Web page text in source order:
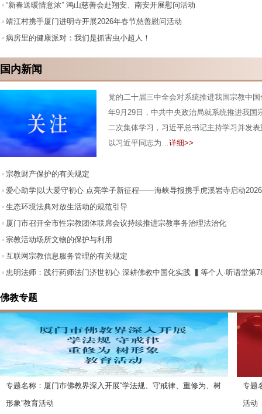
我市举办2026年慈善年夜饭发放仪式，为困难群众提前送上新春祝福
“新春送暖情意浓” 鸿山慈善会赴翔安、南安开展慰问活动
靖江村携手厦门进明寺开展2026年春节慈善慰问活动
病房里的健康派对：我们是抓害虫小超人！
国内新闻
党的二十届三中全会对系统推进我国宗教中
年9月29日，中共中央政治局就系统推进我国
二次集体学习，习近平总书记主持学习并发
以习近平同志为…详细>>
宗教财产保护的有关规定
爱心助学|以大爱守初心 点亮学子新征程——海峡导报携手虎溪岩寺启动2026
我能飞”爱心助学活动
生态环境法典对放生活动的规范引导
厦门市召开全市性宗教团体联席会议持续推进宗教事务治理法治化
宗教活动场所文物的保护与利用
互联网宗教信息服务管理的有关规定
忠明法师：践行药师法门济世初心 深耕佛教中国化实践 ▍等个人·听语堂第
佛教专题
专题名称：厦门市佛教界深入开展“学法规、守戒律、重修为、树
形象”教育活动
专题
活动